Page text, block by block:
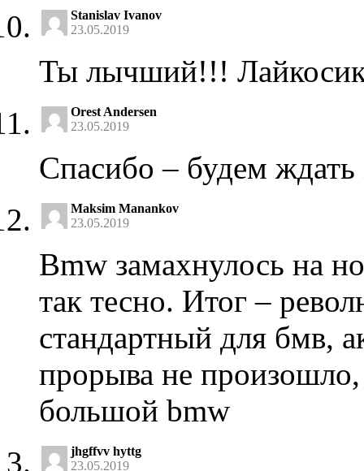
Stanislav Ivanov
23.05.2019
Ты лычший!!!
Orest Andersen
23.05.2019
Спасибо – будем
Maksim Manankov
23.05.2019
Bmw замахнулось на
так тесно. Итог –
стандартный для бмв,
прорыва не
большой bmw
jhgffvv hyttg
23.05.2019